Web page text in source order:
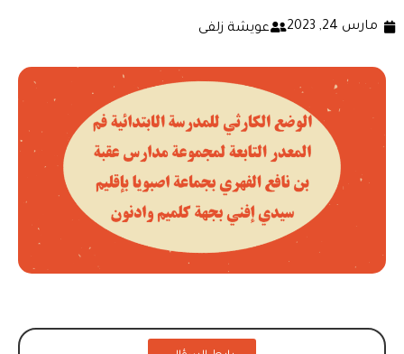
مارس 24, 2023 عويشة زلفى